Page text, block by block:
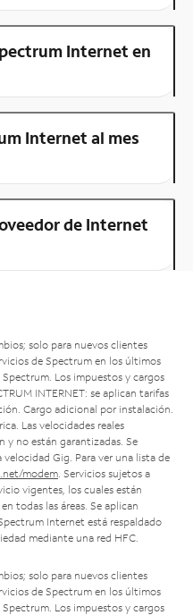
Internet en
Internet al mes
de Internet
solo para nuevos clientes
de Spectrum en los últimos
Los impuestos y cargos
INTERNET: se aplican tarifas
Cargo adicional por instalación.
Las velocidades reales
y no están garantizadas. Se
Gig. Para ver una lista de
modem . Servicios sujetos a
vigentes, los cuales están
todas las áreas. Se aplican
Internet está respaldado
mediante una red HFC.
solo para nuevos clientes
de Spectrum en los últimos
Los impuestos y cargos